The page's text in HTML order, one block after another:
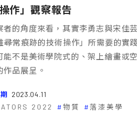
作」觀察報告
者的角度來看，其實李勇志與宋佳
――尋常痕跡的技術操作」所需要的實
能不是美術學院式的、架上繪畫或
作品展呈。
2023.04.11
2022
物質 落漆美學